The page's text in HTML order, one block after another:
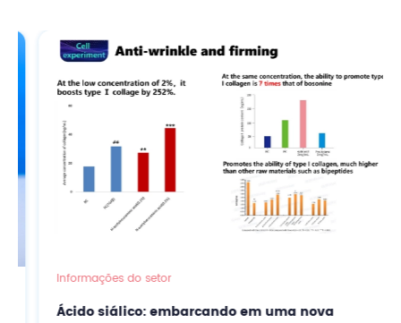
Informações do setor
Ácido siálico: embarcando em uma nova